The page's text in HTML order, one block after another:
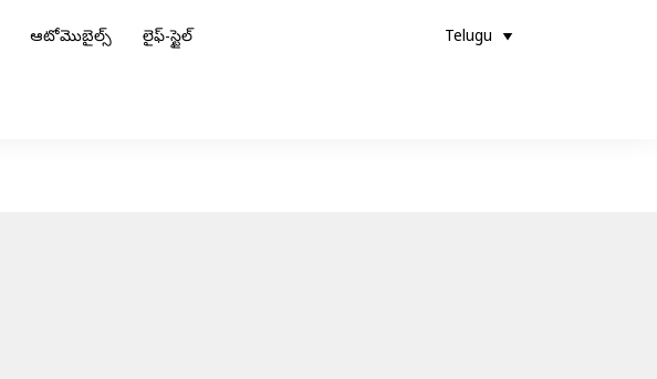
ఆటోమొబైల్స్ లైఫ్-స్టైల్ Telugu